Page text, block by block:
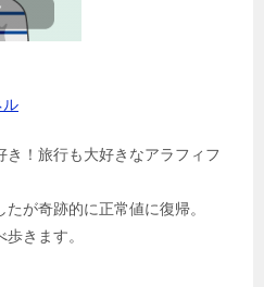
ル
！旅行も大好きなアラフィフ
が奇跡的に正常値に復帰。
きます。